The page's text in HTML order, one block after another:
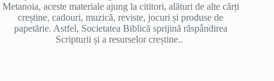
Metanoia, aceste materiale ajung la cititori, alături de alte cărți
creștine, cadouri, muzică, reviste, jocuri și produse de
papetărie. Astfel, Societatea Biblică sprijină răspândirea
Scripturii și a resurselor creștine..